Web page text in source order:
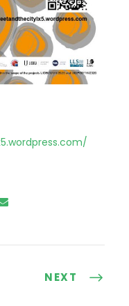
NEXT